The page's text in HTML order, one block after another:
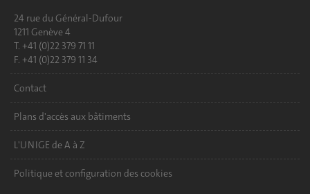
24 rue du Général-Dufour
1211 Genève 4
T. +41 (0)22 379 71 11
F. +41 (0)22 379 11 34
Contact
Plans d'accès aux bâtiments
L'UNIGE de A à Z
Politique et configuration des cookies